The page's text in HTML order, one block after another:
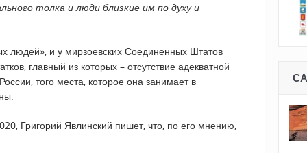
толка и люди близкие им по духу и
людей», и у мирзоевских Соединенных Штатов
главный из которых – отсутствие адекватной
того места, которое она занимает в
Григорий Явлинский пишет, что, по его мнению,